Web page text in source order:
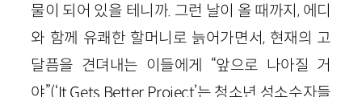
물이 되어 있을 테니까. 그런 날이 올 때까지, 에디
와 함께 유쾌한 할머니로 늙어가면서, 현재의 고
달픔을 견뎌내는 이들에게 “앞으로 나아질 거
야”(‘It Gets Better Project’는 청소년 성소수자들